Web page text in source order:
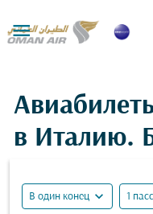

в Италию.
В один конец expand_more 1